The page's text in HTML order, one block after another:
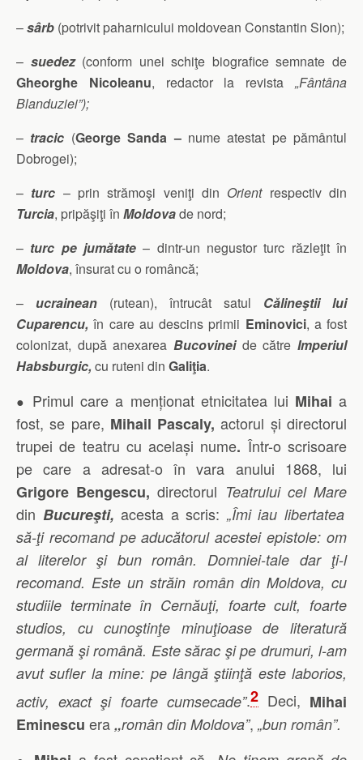
–sârb (potrivit paharnicului moldovean Constantin Sion);
– suedez(conform unei schiţe biografice semnate de
Gheorghe Nicoleanu, redactor la revista„Fântâna
Blanduziei”);
– tracic (George Sanda –nume atestat pe pământul
Dobrogei);
– turc – prin strămoşi veniţi din Orientrespectiv din
Turcia, pripăşiţi în Moldovade nord;
– turc pe jumătate – dintr-un negustor turc răzleţit în
Moldova, însurat cu o româncă;
– ucrainean (rutean), întrucât satul Călineştii lui
Cuparencu, în care au descins primii Eminovici, a fost
colonizat, după anexarea Bucovineide către Imperiul
Habsburgic, cu ruteni din Galiţia.
● Primul care a menționat etnicitatea lui Mihai a
fost, se pare, Mihail Pascaly, actorul și directorul
trupei de teatru cu același nume. Într-o scrisoare
pe care a adresat-o în vara anului 1868, lui
Grigore Bengescu, directorul Teatrului cel Mare
din Bucureşti, acesta a scris: „Îmi iau libertatea
să-ţi recomand pe aducătorul acestei epistole: om
al literelor şi bun român. Domniei-tale dar ţi-l
recomand. Este un străin român din Moldova, cu
studiile terminate în Cernăuţi, foarte cult, foarte
studios, cu cunoştinţe minuţioase de literatură
germană şi română. Este sărac şi pe drumuri, l-am
avut sufler la mine: pe lângă ştiinţă este laborios,
activ, exact şi foarte cumsecade”.2Deci, Mihai
Eminescu era„român din Moldova”, „bun român”.